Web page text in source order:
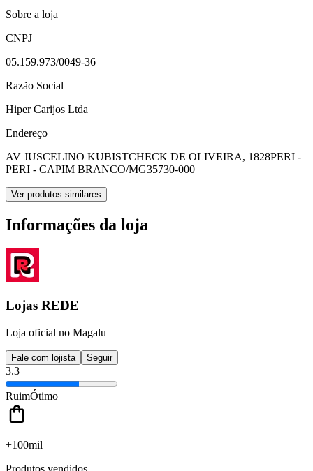
Sobre a loja
CNPJ
05.159.973/0049-36
Razão Social
Hiper Carijos Ltda
Endereço
AV JUSCELINO KUBISTCHECK DE OLIVEIRA, 1828PERI -
PERI - CAPIM BRANCO/MG35730-000
Ver produtos similares
Informações da loja
Lojas REDE
Loja oficial no Magalu
Fale com lojista Seguir
3.3
RuimÓtimo
+100mil
Produtos vendidos